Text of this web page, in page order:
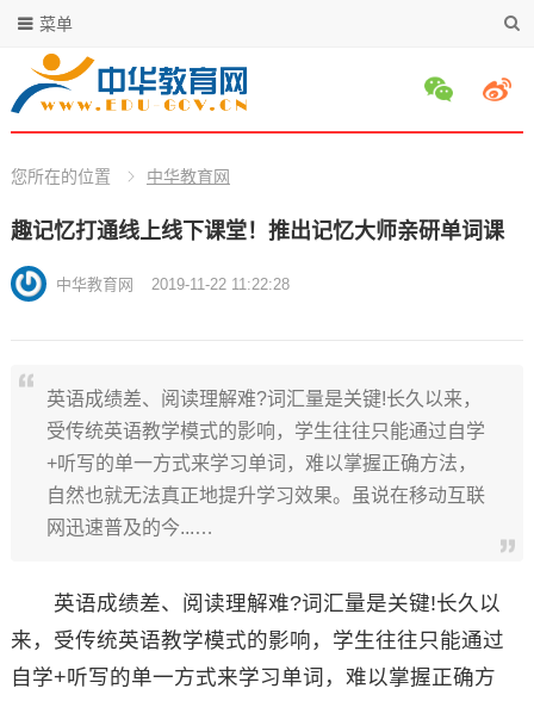
菜单
您所在的位置 中华教育网
趣记忆打通线上线下课堂！推出记忆大师亲研单词课
中华教育网 2019-11-22 11:22:28
英语成绩差、阅读理解难?词汇量是关键!长久以来，
受传统英语教学模式的影响，学生往往只能通过自学
+听写的单一方式来学习单词，难以掌握正确方法，
自然也就无法真正地提升学习效果。虽说在移动互联
网迅速普及的今...…
英语成绩差、阅读理解难?词汇量是关键!长久以
来，受传统英语教学模式的影响，学生往往只能通过
自学+听写的单一方式来学习单词，难以掌握正确方